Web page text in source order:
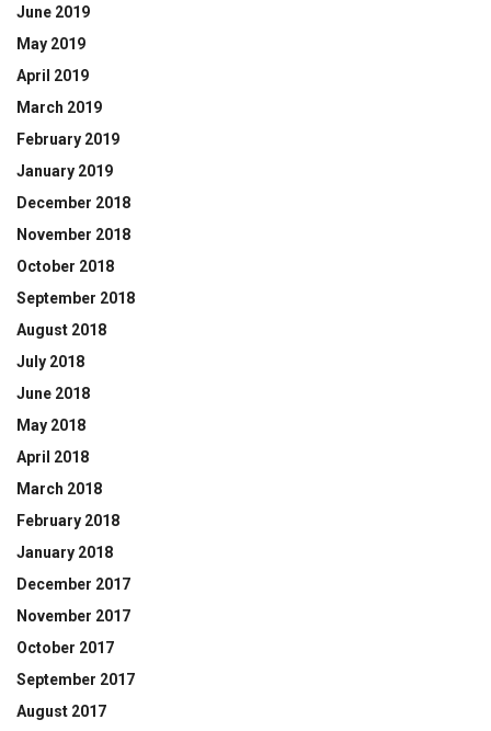
June 2019
May 2019
April 2019
March 2019
February 2019
January 2019
December 2018
November 2018
October 2018
September 2018
August 2018
July 2018
June 2018
May 2018
April 2018
March 2018
February 2018
January 2018
December 2017
November 2017
October 2017
September 2017
August 2017